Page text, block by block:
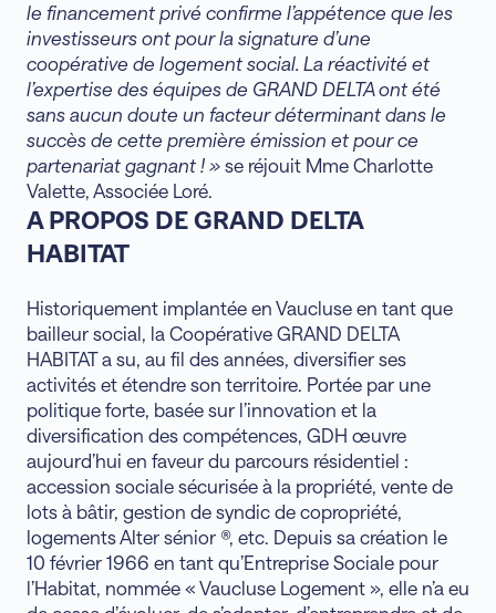
le financement privé confirme l’appétence que les
investisseurs ont pour la signature d’une
coopérative de logement social. La réactivité et
l’expertise des équipes de GRAND DELTA ont été
sans aucun doute un facteur déterminant dans le
succès de cette première émission et pour ce
partenariat gagnant ! » se réjouit Mme Charlotte
Valette, Associée Loré.
A PROPOS DE GRAND DELTA
HABITAT
Historiquement implantée en Vaucluse en tant que
bailleur social, la Coopérative GRAND DELTA
HABITAT a su, au fil des années, diversifier ses
activités et étendre son territoire. Portée par une
politique forte, basée sur l’innovation et la
diversification des compétences, GDH œuvre
aujourd’hui en faveur du parcours résidentiel :
accession sociale sécurisée à la propriété, vente de
lots à bâtir, gestion de syndic de copropriété,
logements Alter sénior ®, etc. Depuis sa création le
10 février 1966 en tant qu’Entreprise Sociale pour
l’Habitat, nommée « Vaucluse Logement », elle n’a eu